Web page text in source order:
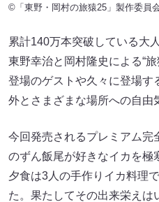
©「東野・岡村の旅猿25」製作委員
累計140万本突破している大
東野幸治と岡村隆史による“
登場のゲストや久々に登場す
外とさまざまな場所への自由
今回発売されるプレミアム完
のずん飯尾が好きなイカを極
夕食は3人の手作りイカ料理
た。果たしてその出来栄えは